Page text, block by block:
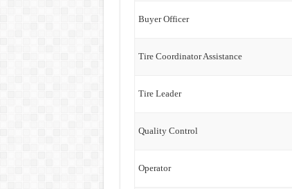
Buyer Officer
Tire Coordinator Assistance
Tire Leader
Quality Control
Operator